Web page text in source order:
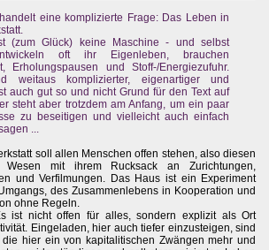
eine komplizierte Frage: Das Leben in
(zum Glück) keine Maschine - und selbst
oft ihr Eigenleben, brauchen
Erholungspausen und Stoff-/Energiezufuhr.
weitaus komplizierter, eigenartiger und
auch gut so und nicht Grund für den Text auf
steht aber trotzdem am Anfang, um ein paar
zu beseitigen und vielleicht auch einfach
...
soll allen Menschen offen stehen, also diesen
Wesen mit ihrem Rucksack an Zurichtungen,
und Verfilmungen. Das Haus ist ein Experiment
des Zusammenlebens in Kooperation und
ohne Regeln.
ist nicht offen für alles, sondern explizit als Ort
Eingeladen, hier auch tiefer einzusteigen, sind
hier ein von kapitalitischen Zwängen mehr und